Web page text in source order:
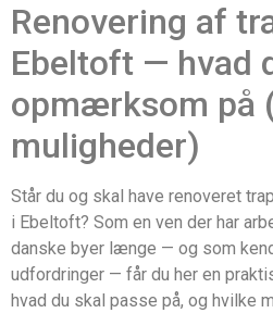
Renovering af
Ebeltoft — hvad
opmærksom på
muligheder)
Står du og skal have renoveret
i Ebeltoft? Som en ven der har
danske byer længe — og som
udfordringer — får du her en
hvad du skal passe på, og hvilke